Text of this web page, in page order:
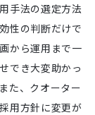
手法の選定方法
性の判断だけで
から運用まで一
でき大変助かっ
た、クオーター
用方針に変更が